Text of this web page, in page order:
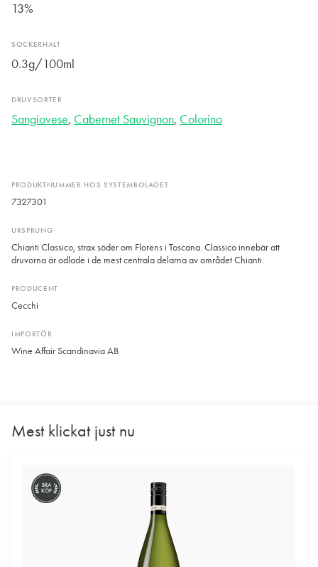
PRODUKTNUMMER HOS SYSTEMBOLAGET
7327301
URSPRUNG
Chianti Classico, strax söder om Florens i Toscana. Classico innebär att
druvorna är odlade i de mest centrala delarna av området Chianti.
PRODUCENT
Cecchi
IMPORTÖR
Wine Affair Scandinavia AB
13%
SOCKERHALT
0.3g/100ml
DRUVSORTER
Sangiovese, Cabernet Sauvignon, Colorino
Mest klickat just nu
BRA
KÖP